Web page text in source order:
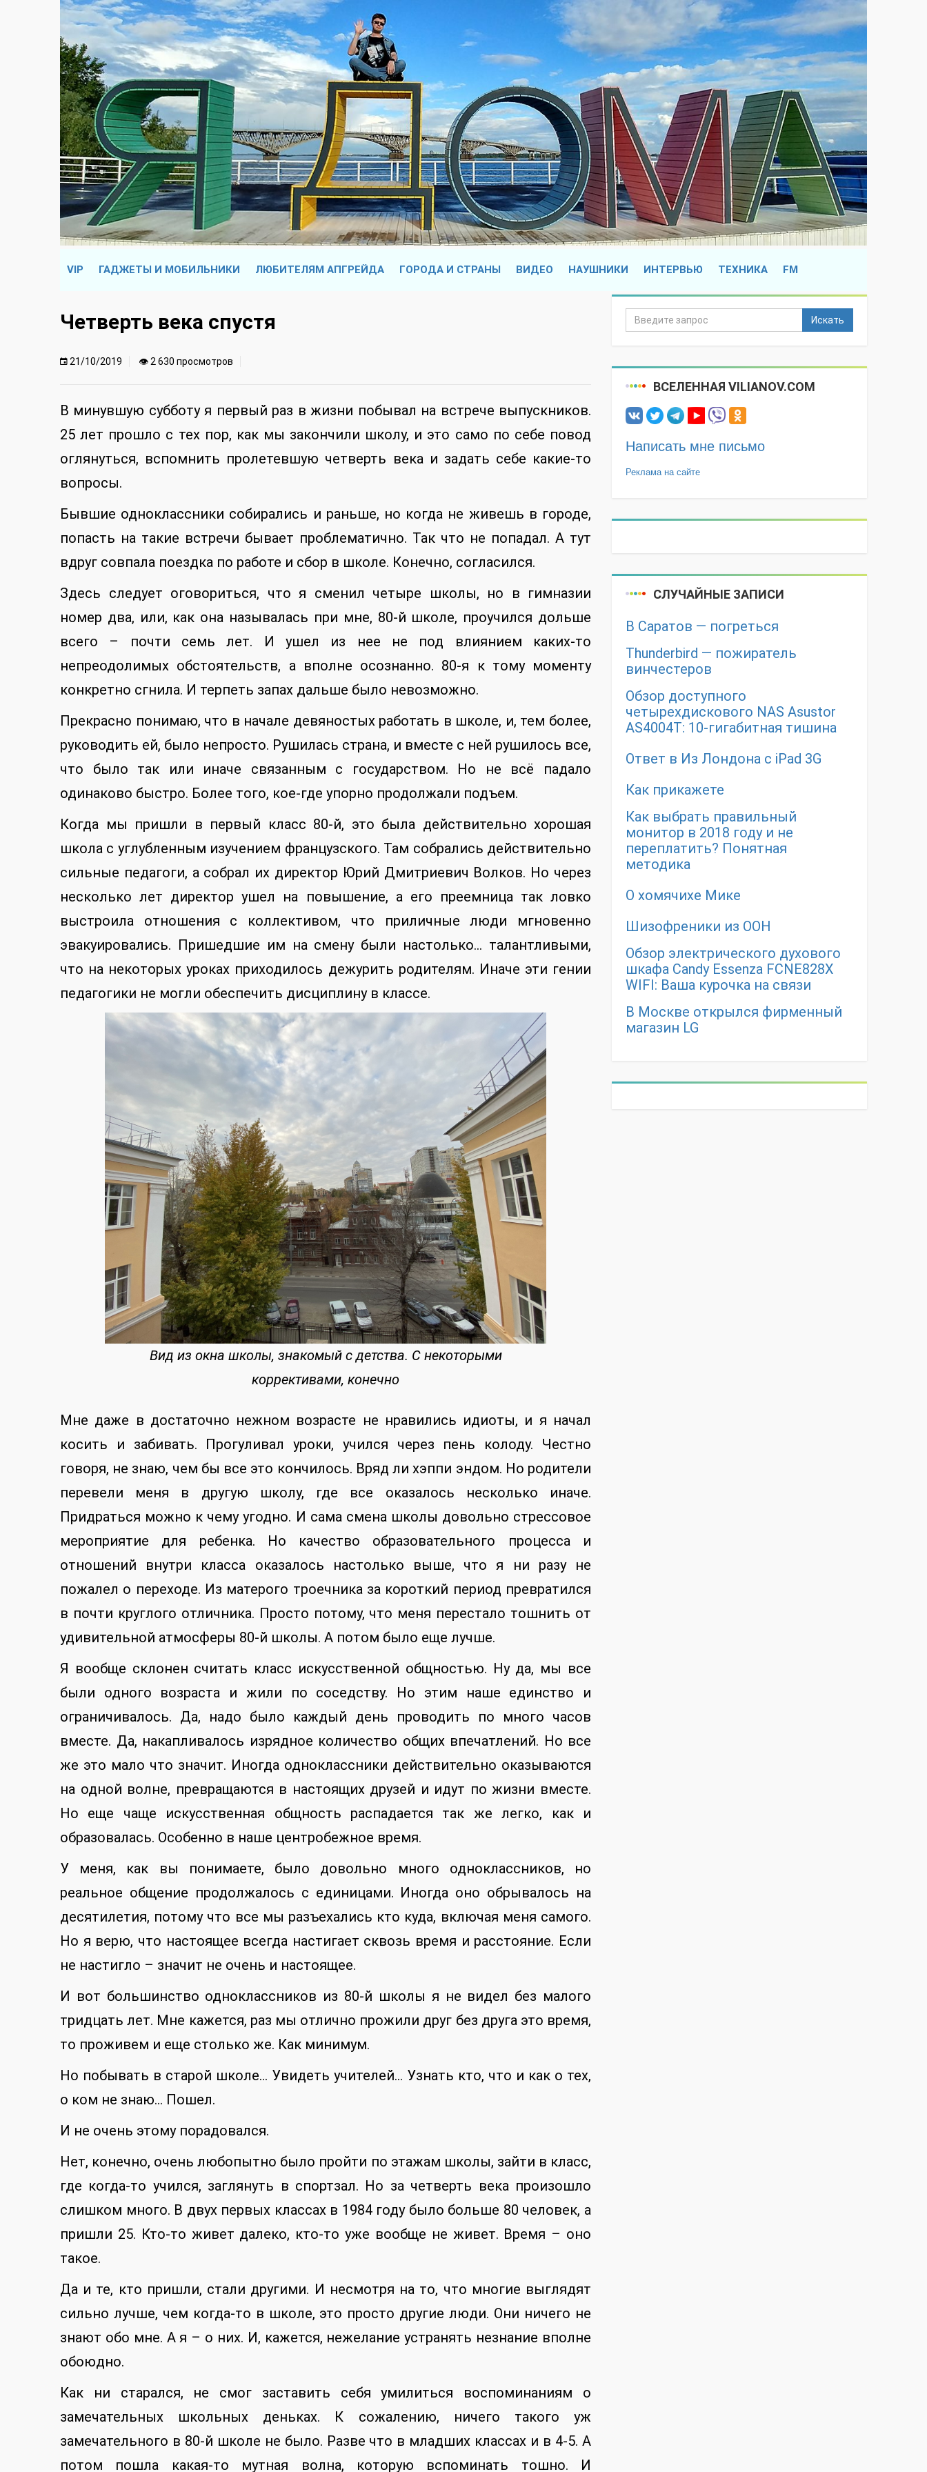
VIP ГАДЖЕТЫ И МОБИЛЬНИКИ ЛЮБИТЕЛЯМ АПГРЕЙДА ГОРОДА И СТРАНЫ ВИДЕО НАУШНИКИ ИНТЕРВЬЮ ТЕХНИКА FM
Четверть века спустя
21/10/2019 👁 2 630 просмотров
В минувшую субботу я первый раз в жизни побывал на встрече выпускников.
25 лет прошло с тех пор, как мы закончили школу, и это само по себе повод
оглянуться, вспомнить пролетевшую четверть века и задать себе какие-то
вопросы.
Бывшие одноклассники собирались и раньше, но когда не живешь в городе,
попасть на такие встречи бывает проблематично. Так что не попадал. А тут
вдруг совпала поездка по работе и сбор в школе. Конечно, согласился.
Здесь следует оговориться, что я сменил четыре школы, но в гимназии
номер два, или, как она называлась при мне, 80-й школе, проучился дольше
всего – почти семь лет. И ушел из нее не под влиянием каких-то
непреодолимых обстоятельств, а вполне осознанно. 80-я к тому моменту
конкретно сгнила. И терпеть запах дальше было невозможно.
Прекрасно понимаю, что в начале девяностых работать в школе, и, тем более,
руководить ей, было непросто. Рушилась страна, и вместе с ней рушилось все,
что было так или иначе связанным с государством. Но не всё падало
одинаково быстро. Более того, кое-где упорно продолжали подъем.
Когда мы пришли в первый класс 80-й, это была действительно хорошая
школа с углубленным изучением французского. Там собрались действительно
сильные педагоги, а собрал их директор Юрий Дмитриевич Волков. Но через
несколько лет директор ушел на повышение, а его преемница так ловко
выстроила отношения с коллективом, что приличные люди мгновенно
эвакуировались. Пришедшие им на смену были настолько… талантливыми,
что на некоторых уроках приходилось дежурить родителям. Иначе эти гении
педагогики не могли обеспечить дисциплину в классе.
Вид из окна школы, знакомый с детства. С некоторыми
коррективами, конечно
Мне даже в достаточно нежном возрасте не нравились идиоты, и я начал
косить и забивать. Прогуливал уроки, учился через пень колоду. Честно
говоря, не знаю, чем бы все это кончилось. Вряд ли хэппи эндом. Но родители
перевели меня в другую школу, где все оказалось несколько иначе.
Придраться можно к чему угодно. И сама смена школы довольно стрессовое
мероприятие для ребенка. Но качество образовательного процесса и
отношений внутри класса оказалось настолько выше, что я ни разу не
пожалел о переходе. Из матерого троечника за короткий период превратился
в почти круглого отличника. Просто потому, что меня перестало тошнить от
удивительной атмосферы 80-й школы. А потом было еще лучше.
Я вообще склонен считать класс искусственной общностью. Ну да, мы все
были одного возраста и жили по соседству. Но этим наше единство и
ограничивалось. Да, надо было каждый день проводить по много часов
вместе. Да, накапливалось изрядное количество общих впечатлений. Но все
же это мало что значит. Иногда одноклассники действительно оказываются
на одной волне, превращаются в настоящих друзей и идут по жизни вместе.
Но еще чаще искусственная общность распадается так же легко, как и
образовалась. Особенно в наше центробежное время.
У меня, как вы понимаете, было довольно много одноклассников, но
реальное общение продолжалось с единицами. Иногда оно обрывалось на
десятилетия, потому что все мы разъехались кто куда, включая меня самого.
Но я верю, что настоящее всегда настигает сквозь время и расстояние. Если
не настигло – значит не очень и настоящее.
И вот большинство одноклассников из 80-й школы я не видел без малого
тридцать лет. Мне кажется, раз мы отлично прожили друг без друга это время,
то проживем и еще столько же. Как минимум.
Но побывать в старой школе… Увидеть учителей… Узнать кто, что и как о тех,
о ком не знаю… Пошел.
И не очень этому порадовался.
Нет, конечно, очень любопытно было пройти по этажам школы, зайти в класс,
где когда-то учился, заглянуть в спортзал. Но за четверть века произошло
слишком много. В двух первых классах в 1984 году было больше 80 человек, а
пришли 25. Кто-то живет далеко, кто-то уже вообще не живет. Время – оно
такое.
Да и те, кто пришли, стали другими. И несмотря на то, что многие выглядят
сильно лучше, чем когда-то в школе, это просто другие люди. Они ничего не
знают обо мне. А я – о них. И, кажется, нежелание устранять незнание вполне
обоюдно.
Как ни старался, не смог заставить себя умилиться воспоминаниям о
замечательных школьных деньках. К сожалению, ничего такого уж
замечательного в 80-й школе не было. Разве что в младших классах и в 4-5. А
потом пошла какая-то мутная волна, которую вспоминать тошно. И
Искать
ВСЕЛЕННАЯ VILIANOV.COM
Написать мне письмо
Реклама на сайте
СЛУЧАЙНЫЕ ЗАПИСИ
В Саратов — погреться
Thunderbird — пожиратель
винчестеров
Обзор доступного
четырехдискового NAS Asustor
AS4004T: 10-гигабитная тишина
Ответ в Из Лондона с iPad 3G
Как прикажете
Как выбрать правильный
монитор в 2018 году и не
переплатить? Понятная
методика
О хомячихе Мике
Шизофреники из ООН
Обзор электрического духового
шкафа Candy Essenza FCNE828X
WIFI: Ваша курочка на связи
В Москве открылся фирменный
магазин LG